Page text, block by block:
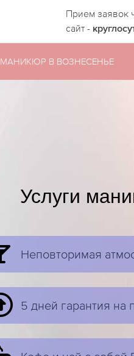
Прием заявок
сайт -
МАНИКЮР В ВОЗНЕСЕНЬЕ
Услуги
Неповторимая
5 дней гарантия на